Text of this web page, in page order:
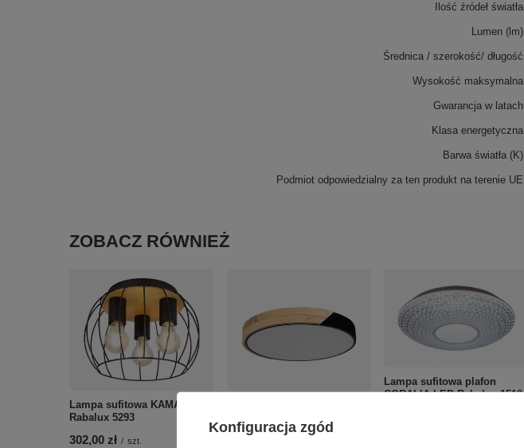
Podmiot odpowiedzialny za ten produkt na terenie UE
Ilość źródeł światła
Lumen (lm)
Średnica / szerokość/ długość
Wysokość maksymalna
Gwarancja w latach
Klasa energetyczna
Barwa światła (K)
ZOBACZ RÓWNIEŻ
Lampa sufitowa KAMALA
Rabalux 5293
302,00 zł / szt. 375,00 zł
Lampa sufitowa plafon
CORALIA LED Rabalux 1518
Konfiguracja zgód